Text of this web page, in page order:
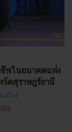
ชีพในอนาคตแห่ง
ดสุราษฎร์ธานี
มพันธ์